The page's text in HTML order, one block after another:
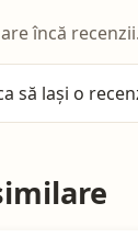
încă
să lași o